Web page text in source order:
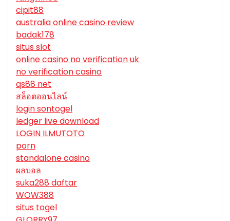
cipit88
australia online casino review
badak178
situs slot
online casino no verification uk
no verification casino
qs88 net
สล็อตออนไลน์
login sontogel
ledger live download
LOGIN ILMUTOTO
porn
standalone casino
ผลบอล
suka288 daftar
WOW388
situs togel